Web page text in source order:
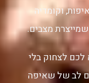
וקומדיה
מצבים.
לצחוק בלי
לב של שאיפה